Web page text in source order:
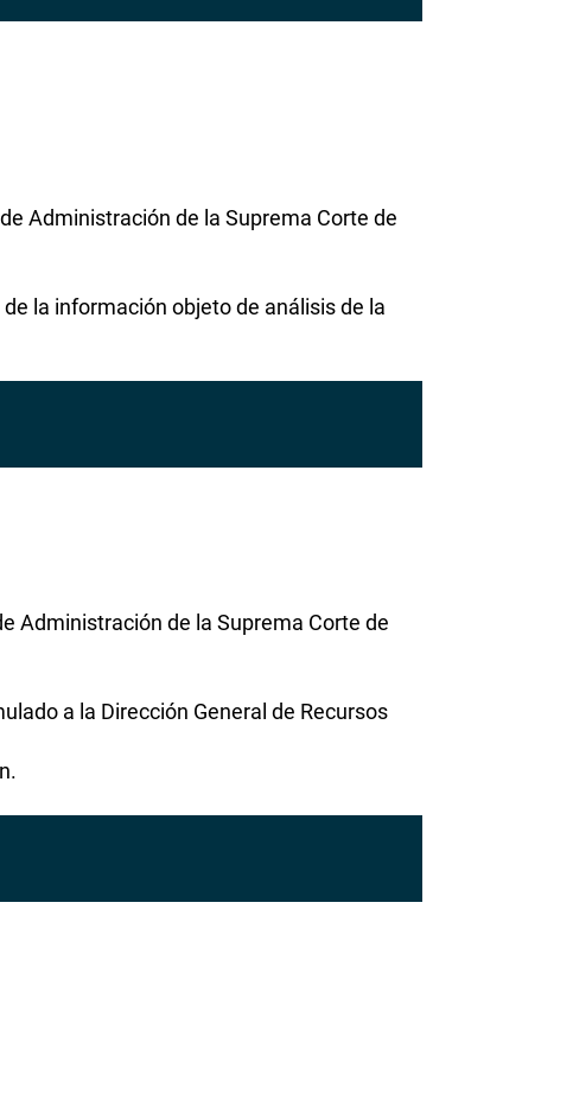
Administración de la Suprema Corte de
la información objeto de análisis de la
Administración de la Suprema Corte de
a la Dirección General de Recursos